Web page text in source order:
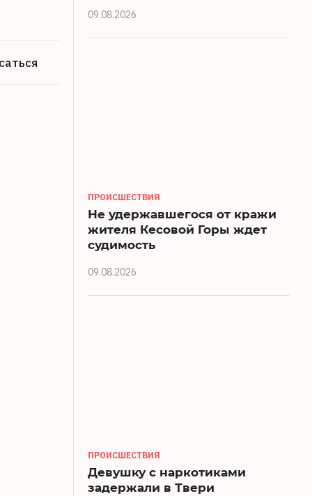
09.08.2026
ПРОИСШЕСТВИЯ
Не удержавшегося от кражи
жителя Кесовой Горы ждет
судимость
09.08.2026
ПРОИСШЕСТВИЯ
Девушку с наркотиками
задержали в Твери